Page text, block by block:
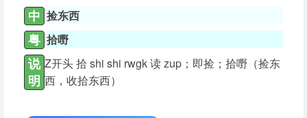
中 捡东西
粤 拾嘢
说
明
Z开头 拾 shi shi rwgk 读 zup；即捡；拾嘢（捡东
西，收拾东西）